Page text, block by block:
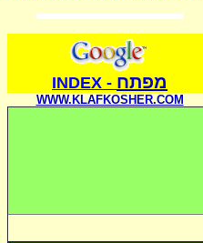
מפתח -
INDEX
WWW.KLAFKOSHER.COM